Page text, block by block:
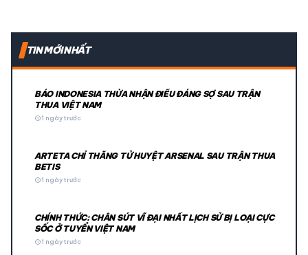
TIN MỚI NHẤT
BÁO INDONESIA THỪA NHẬN ĐIỀU ĐÁNG SỢ SAU TRẬN
THUA VIỆT NAM
schedule1 ngày trước
ARTETA CHỈ THẲNG TỬ HUYỆT ARSENAL SAU TRẬN THUA
BETIS
schedule1 ngày trước
CHÍNH THỨC: CHÂN SÚT VĨ ĐẠI NHẤT LỊCH SỬ BỊ LOẠI CỰC
SỐC Ở TUYỂN VIỆT NAM
schedule1 ngày trước